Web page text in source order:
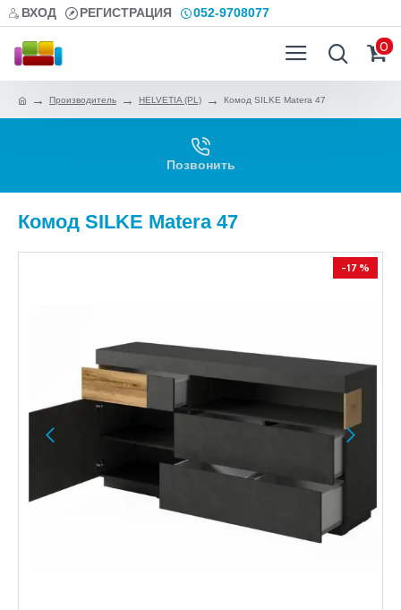
ВХОД РЕГИСТРАЦИЯ 052-9708077
0
Производитель HELVETIA (PL) Комод SILKE Matera 47
Позвонить
Комод SILKE Matera 47
-17 %